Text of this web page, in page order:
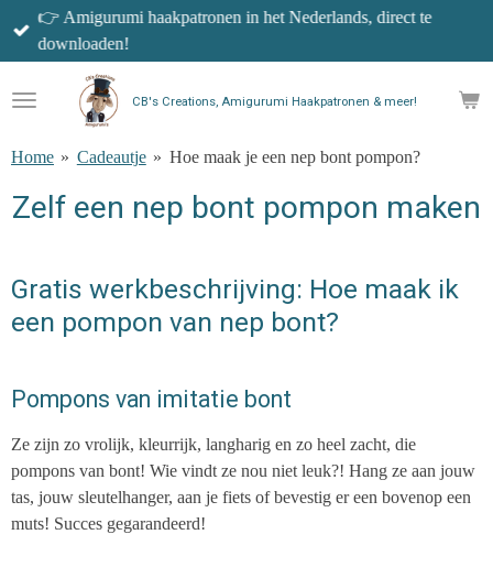
Ga
direct
de
hoofdinhoud
CB's Creations, Amigurumi Haakpatronen & meer!
👉 Amigurumi haakpatronen in het Nederlands, direct te
downloaden!
Home » Cadeautje » Hoe maak je een nep bont pompon?
Zelf een nep bont pompon maken
Gratis werkbeschrijving: Hoe maak ik
een pompon van nep bont?
Pompons van imitatie bont
Ze zijn zo vrolijk, kleurrijk, langharig en zo heel zacht, die
pompons van bont! Wie vindt ze nou niet leuk?! Hang ze aan jouw
tas, jouw sleutelhanger, aan je fiets of bevestig er een bovenop een
muts! Succes gegarandeerd!